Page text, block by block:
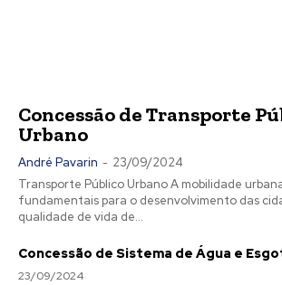
Concessão de Transporte
Urbano
André Pavarin - 23/09/2024
Transporte Público Urbano A mobilidade
fundamentais para o desenvolvimento das
qualidade de vida de...
Concessão de Sistema de Água e
23/09/2024